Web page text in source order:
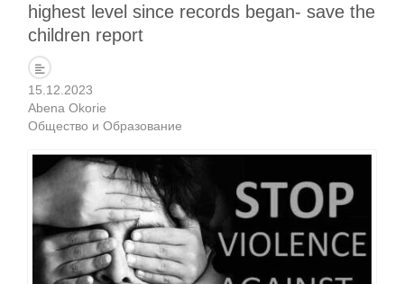
highest level since records began- save the
children report
15.12.2023
Abena Okorie
Общество и Образование